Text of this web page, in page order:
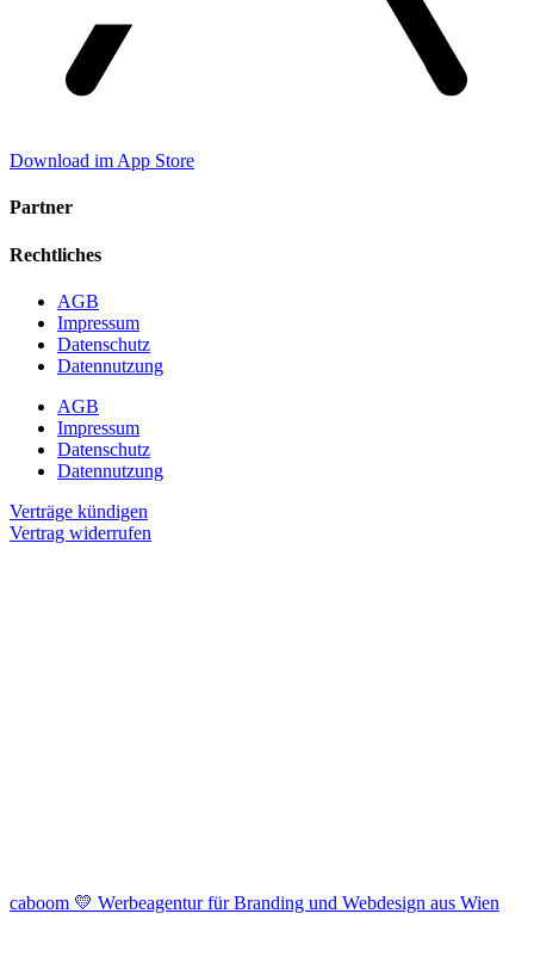
Download im App Store
Partner
Rechtliches
AGB
Impressum
Datenschutz
Datennutzung
AGB
Impressum
Datenschutz
Datennutzung
Verträge kündigen
Vertrag widerrufen
caboom 💛 Werbeagentur für Branding und Webdesign aus Wien